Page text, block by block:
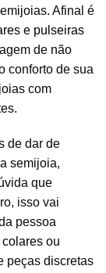
Afinal é
e pulseiras
de não
conforto de sua
com
de dar de
semijoia,
que
isso vai
pessoa
colares ou
peças discretas